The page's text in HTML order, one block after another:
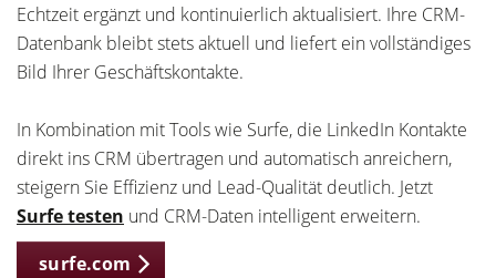
Echtzeit ergänzt und kontinuierlich aktualisiert. Ihre CRM-
Datenbank bleibt stets aktuell und liefert ein vollständiges
Bild Ihrer Geschäftskontakte.
In Kombination mit Tools wie Surfe, die LinkedIn Kontakte
direkt ins CRM übertragen und automatisch anreichern,
steigern Sie Effizienz und Lead-Qualität deutlich. Jetzt
Surfe testen und CRM-Daten intelligent erweitern.
surfe.com